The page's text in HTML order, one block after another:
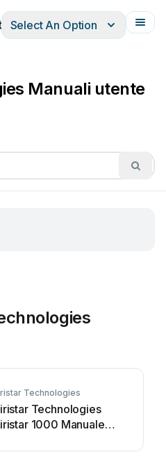
Français
Select An Option
Manuali utente
Technologies
Technologies
1000 Manuale